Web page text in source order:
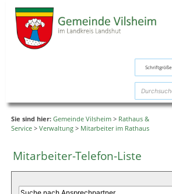
Schriftgröße
Sie sind hier: Gemeinde Vilsheim > Rathaus &
Service > Verwaltung > Mitarbeiter im Rathaus
Mitarbeiter-Telefon-Liste